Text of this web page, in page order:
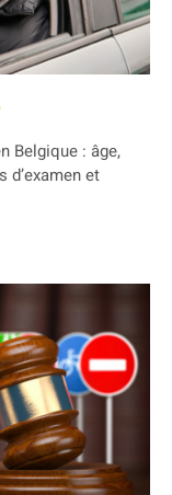
Belgique : âge,
d’examen et